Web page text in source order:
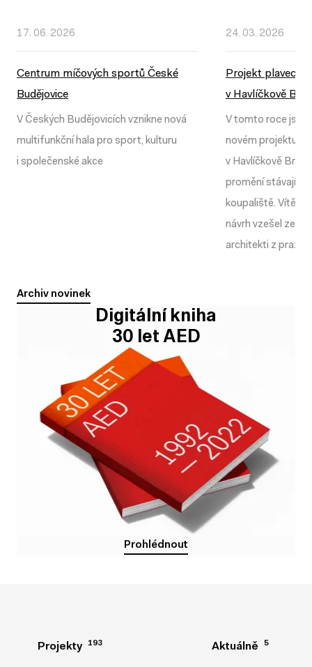
Digitální kniha
30 let AED
Prohlédnout
Prohlédnout
17. 06. 2026
Centrum míčových sportů České
Budějovice
Centrum míčových sportů České
Budějovice
V Českých Budějovicích vznikne nová
multifunkční hala pro sport, kulturu
i společenské akce
24. 03. 2026
Projekt
v Havlíčkově
Projekt
v Havlíčkově
V tomto roce
novém projektu
v Havlíčkově
promění stávající
koupaliště.
návrh vzešel ze
architekti z
Archiv novinek
Archiv novinek
Projekty 193
Projekty 193 Aktuálně 5
Aktuálně 5